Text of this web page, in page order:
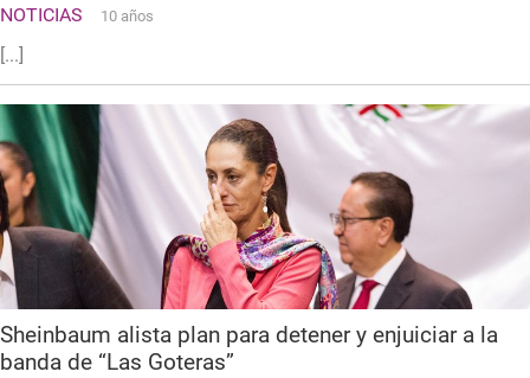
NOTICIAS 10 años
[...]
Sheinbaum alista plan para detener y enjuiciar a la
banda de “Las Goteras”